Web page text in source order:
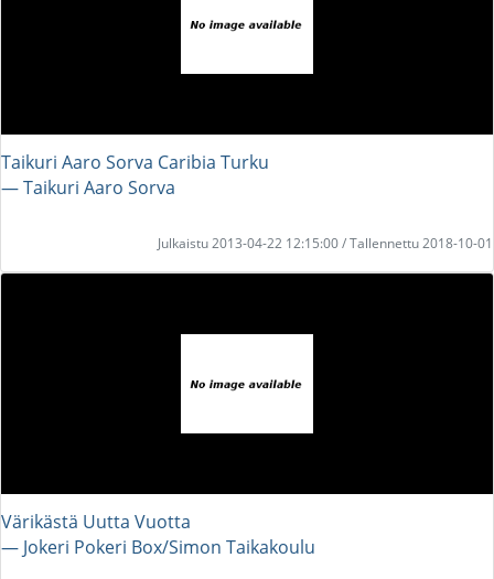
Taikuri Aaro Sorva Caribia Turku
― Taikuri Aaro Sorva
Julkaistu 2013-04-22 12:15:00 / Tallennettu 2018-10-01
Värikästä Uutta Vuotta
― Jokeri Pokeri Box/Simon Taikakoulu